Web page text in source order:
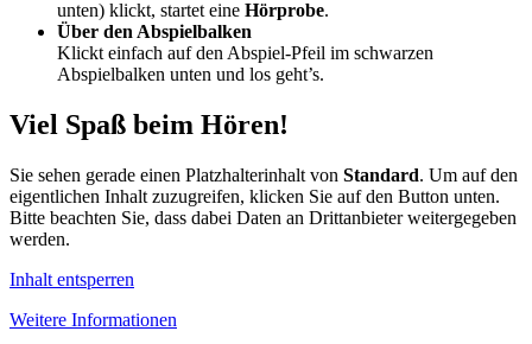
unten) klickt, startet eine Hörprobe.
Über den Abspielbalken
Klickt einfach auf den Abspiel-Pfeil im schwarzen
Abspielbalken unten und los geht’s.
Viel Spaß beim Hören!
Sie sehen gerade einen Platzhalterinhalt von Standard. Um auf den
eigentlichen Inhalt zuzugreifen, klicken Sie auf den Button unten.
Bitte beachten Sie, dass dabei Daten an Drittanbieter weitergegeben
werden.
Inhalt entsperren
Weitere Informationen